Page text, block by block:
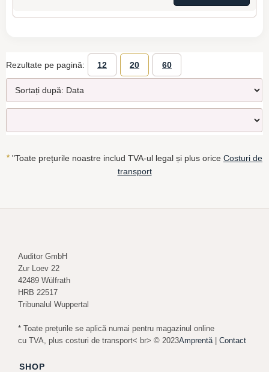
Rezultate pe pagină: 12 20 60
* "Toate prețurile noastre includ TVA-ul legal și plus orice Costuri de
transport
Auditor GmbH
Zur Loev 22
42489 Wülfrath
HRB 22517
Tribunalul Wuppertal
* Toate prețurile se aplică numai pentru magazinul online
cu TVA, plus costuri de transport< br> © 2023Amprentă | Contact
SHOP